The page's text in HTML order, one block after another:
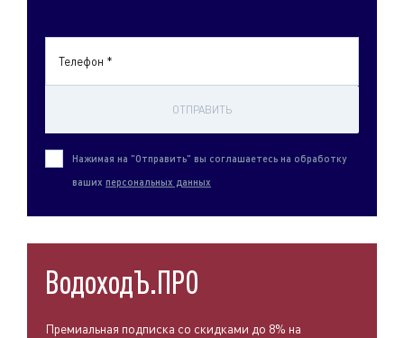
Телефон *
ОТПРАВИТЬ
Нажимая на "Отправить" вы соглашаетесь на обработку
ваших персональных данных
ВодоходЪ.ПРО
Премиальная подписка со скидками до 8% на